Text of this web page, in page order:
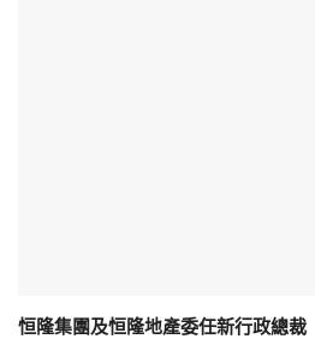
恒隆集團及恒隆地產委任新行政總裁